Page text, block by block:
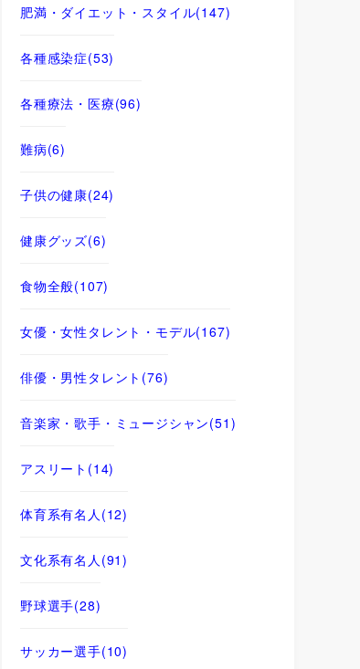
肥満・ダイエット・スタイル(147)
各種感染症(53)
各種療法・医療(96)
難病(6)
子供の健康(24)
健康グッズ(6)
食物全般(107)
女優・女性タレント・モデル(167)
俳優・男性タレント (76)
音楽家・歌手・ミュージシャン(51)
アスリート (14)
体育系有名人 (12)
文化系有名人 (91)
野球選手(28)
サッカー選手(10)